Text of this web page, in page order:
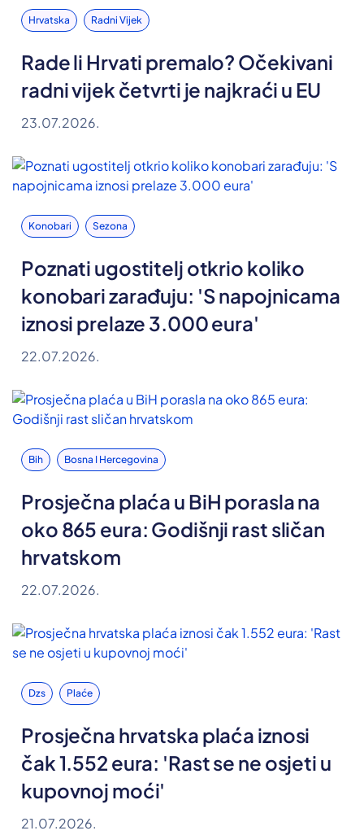
Hrvatska Radni Vijek
Rade li Hrvati premalo? Očekivani
radni vijek četvrti je najkraći u EU
23.07.2026.
Konobari Sezona
Poznati ugostitelj otkrio koliko
konobari zarađuju: 'S napojnicama
iznosi prelaze 3.000 eura'
22.07.2026.
Bih Bosna I Hercegovina
Prosječna plaća u BiH porasla na
oko 865 eura: Godišnji rast sličan
hrvatskom
22.07.2026.
Dzs Plaće
Prosječna hrvatska plaća iznosi
čak 1.552 eura: 'Rast se ne osjeti u
kupovnoj moći'
21.07.2026.